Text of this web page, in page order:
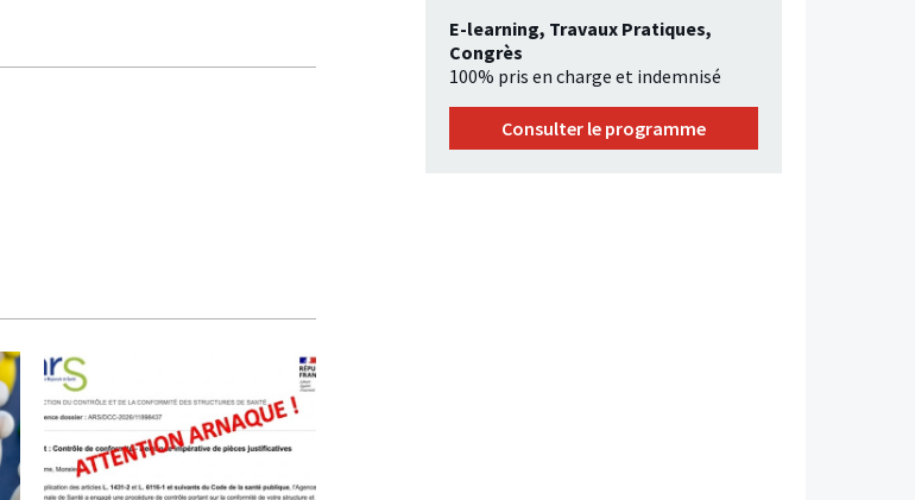
E-learning, Travaux Pratiques,
Congrès
100% pris en charge et indemnisé
Consulter le programme